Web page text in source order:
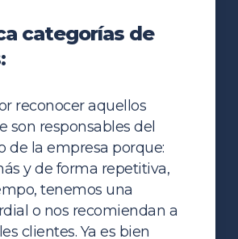
categorías de
reconocer aquellos
son responsables del
de la empresa porque:
y de forma repetitiva,
tenemos una
o nos recomiendan a
clientes. Ya es bien